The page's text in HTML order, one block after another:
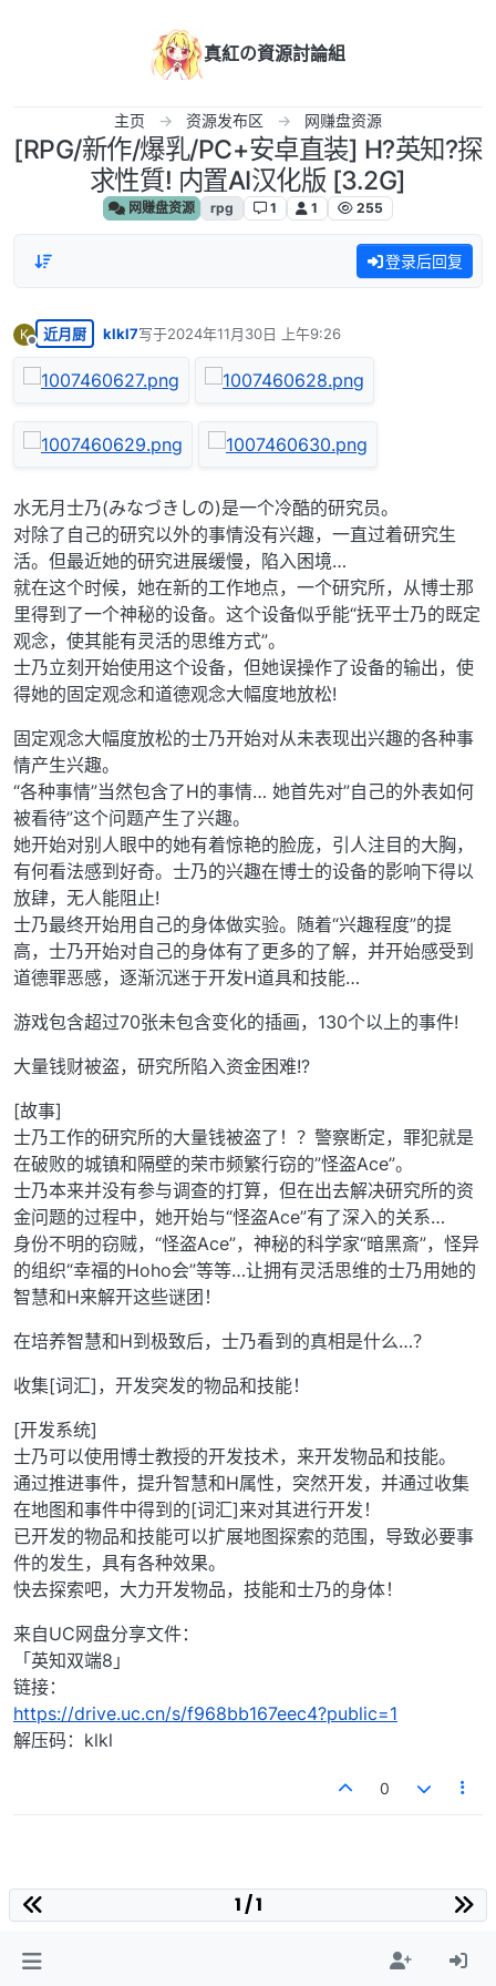
真紅の資源討論組
主页 资源发布区 网赚盘资源
[RPG/新作/爆乳/PC+安卓直装] H?英知?探
求性質! 内置AI汉化版 [3.2G]
网赚盘资源 rpg 1 1 255
登录后回复
K
离线
近月厨 klkl7写于2024年11月30日 上午9:26
最后由 编辑
水无月士乃(みなづきしの)是一个冷酷的研究员。
对除了自己的研究以外的事情没有兴趣，一直过着研究生
活。但最近她的研究进展缓慢，陷入困境…
就在这个时候，她在新的工作地点，一个研究所，从博士那
里得到了一个神秘的设备。这个设备似乎能“抚平士乃的既定
观念，使其能有灵活的思维方式”。
士乃立刻开始使用这个设备，但她误操作了设备的输出，使
得她的固定观念和道德观念大幅度地放松!
固定观念大幅度放松的士乃开始对从未表现出兴趣的各种事
情产生兴趣。
“各种事情”当然包含了H的事情… 她首先对”自己的外表如何
被看待”这个问题产生了兴趣。
她开始对别人眼中的她有着惊艳的脸庞，引人注目的大胸，
有何看法感到好奇。士乃的兴趣在博士的设备的影响下得以
放肆，无人能阻止!
士乃最终开始用自己的身体做实验。随着“兴趣程度”的提
高，士乃开始对自己的身体有了更多的了解，并开始感受到
道德罪恶感，逐渐沉迷于开发H道具和技能…
游戏包含超过70张未包含变化的插画，130个以上的事件!
大量钱财被盗，研究所陷入资金困难!?
[故事]
士乃工作的研究所的大量钱被盗了！？警察断定，罪犯就是
在破败的城镇和隔壁的荣市频繁行窃的”怪盗Ace”。
士乃本来并没有参与调查的打算，但在出去解决研究所的资
金问题的过程中，她开始与“怪盗Ace”有了深入的关系…
身份不明的窃贼，“怪盗Ace”，神秘的科学家“暗黑斎”，怪异
的组织“幸福的Hoho会”等等…让拥有灵活思维的士乃用她的
智慧和H来解开这些谜团！
在培养智慧和H到极致后，士乃看到的真相是什么…？
收集[词汇]，开发突发的物品和技能！
[开发系统]
士乃可以使用博士教授的开发技术，来开发物品和技能。
通过推进事件，提升智慧和H属性，突然开发，并通过收集
在地图和事件中得到的[词汇]来对其进行开发！
已开发的物品和技能可以扩展地图探索的范围，导致必要事
件的发生，具有各种效果。
快去探索吧，大力开发物品，技能和士乃的身体！
来自UC网盘分享文件：
「英知双端8」
链接：
https://drive.uc.cn/s/f968bb167eec4?public=1
解压码：klkl
0
1 / 1